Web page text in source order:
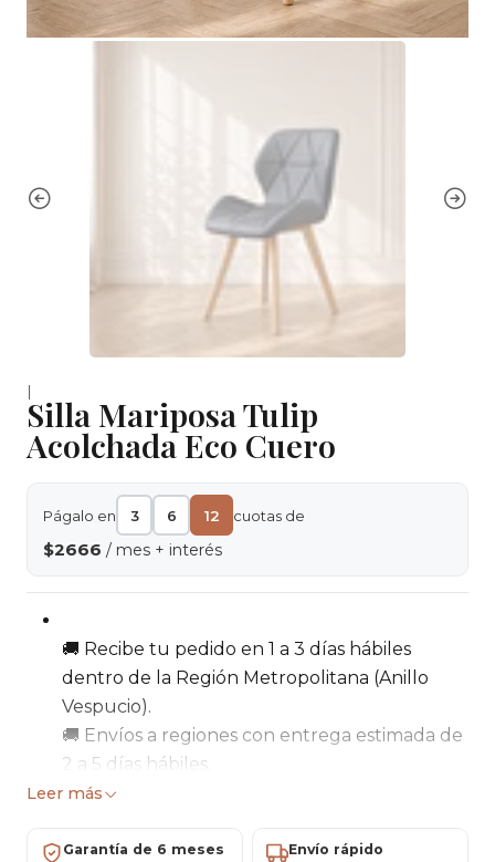
|
Silla Mariposa Tulip
Acolchada Eco Cuero
Págalo en 3 6 12 cuotas de
$2666 / mes + interés
🚚 Recibe tu pedido en 1 a 3 días hábiles
dentro de la Región Metropolitana (Anillo
Vespucio).
🚚 Envíos a regiones con entrega estimada de
2 a 5 días hábiles.
💳 Paga de forma segura con tarjetas de
📦 5 días de garantía para cambios o
Leer más
Garantía de 6 meses Envío rápido